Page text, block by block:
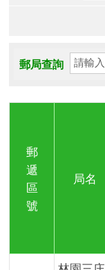
郵局查詢
郵
遞
區
號
局名